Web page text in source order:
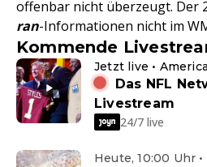
offenbar nicht überzeugt. Der
ran-Informationen nicht im
Kommende
Jetzt live •
Das NFL
Livestream
24/7 live
Heute, 10:00 Uhr